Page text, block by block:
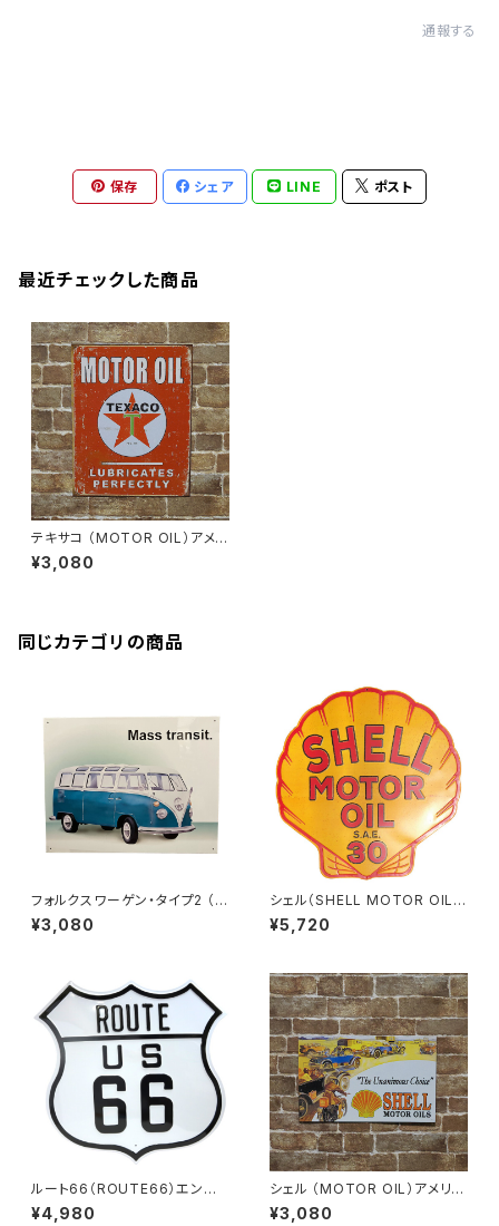
通報する
保存 シェア LINE ポスト
最近チェックした商品
テキサコ （MOTOR OIL）アメリ
カンブリキ看板
¥3,080
同じカテゴリの商品
フォルクスワーゲン・タイプ2 （V
olkswagen Type 2）ワーゲ
ン・バス アメリカンブリキ看板
¥3,080
シェル（SHELL MOTOR OIL）
ダイカット エンボス加工 ブリキ
看板 メタルサイン
¥5,720
ルート66（ROUTE66）エンボ
ス加工 ブリキ看板（メタルサイ
ン）
¥4,980
シェル （MOTOR OIL）アメリカ
ンブリキ看板
¥3,080